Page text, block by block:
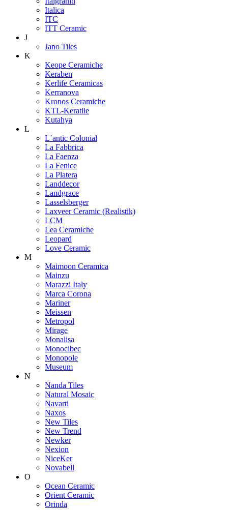
Italica
ITC
ITT Ceramic
J
Jano Tiles
K
Keope Ceramiche
Keraben
Kerlife Ceramicas
Kerranova
Kronos Ceramiche
KTL-Keratile
Kutahya
L
L`antic Colonial
La Fabbrica
La Faenza
La Fenice
La Platera
Landdecor
Landgrace
Lasselsberger
Laxveer Ceramic (Realistik)
LCM
Lea Ceramiche
Leopard
Love Ceramic
M
Maimoon Ceramica
Mainzu
Marazzi Italy
Marca Corona
Mariner
Meissen
Metropol
Mirage
Monalisa
Monocibec
Monopole
Museum
N
Nanda Tiles
Natural Mosaic
Navarti
Naxos
New Tiles
New Trend
Newker
Nexion
NiceKer
Novabell
O
Ocean Ceramic
Orient Ceramic
Orinda